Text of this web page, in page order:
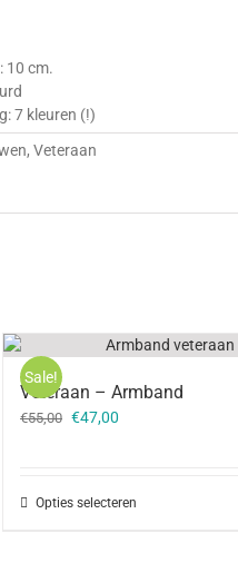
10 cm.
7 kleuren (!)
Veteraan
Sale!
Veteraan – Armband
€55,00 Oorspronkelijke
€47,00
Opties selecteren